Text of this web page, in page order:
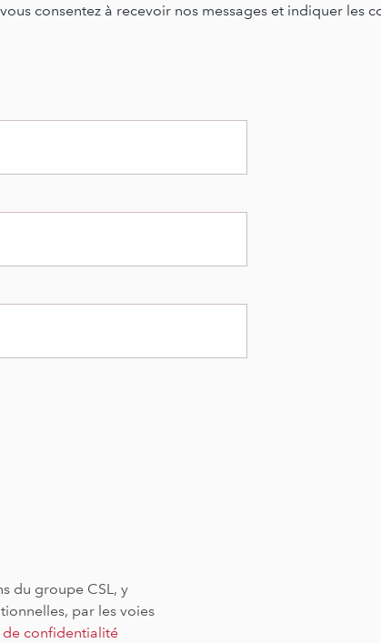
consentez à recevoir nos messages et indiquer les
du groupe CSL, y
par les voies
de confidentialité